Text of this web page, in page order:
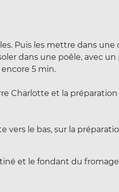
Puis les mettre dans une
dans une poêle, avec
5 min.
Charlotte et la
vers le bas, sur la
et le fondant du